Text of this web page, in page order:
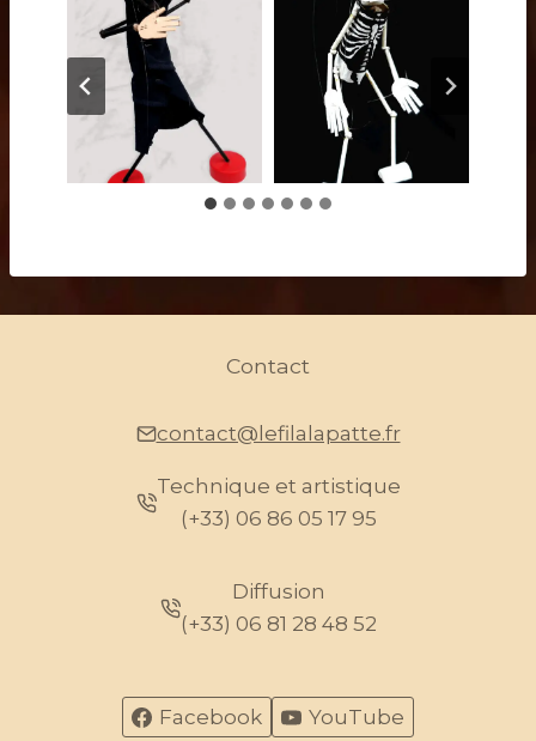
Contact
contact@lefilalapatte.fr
Technique et artistique
(+33) 06 86 05 17 95
Diffusion
(+33) 06 81 28 48 52
Facebook YouTube